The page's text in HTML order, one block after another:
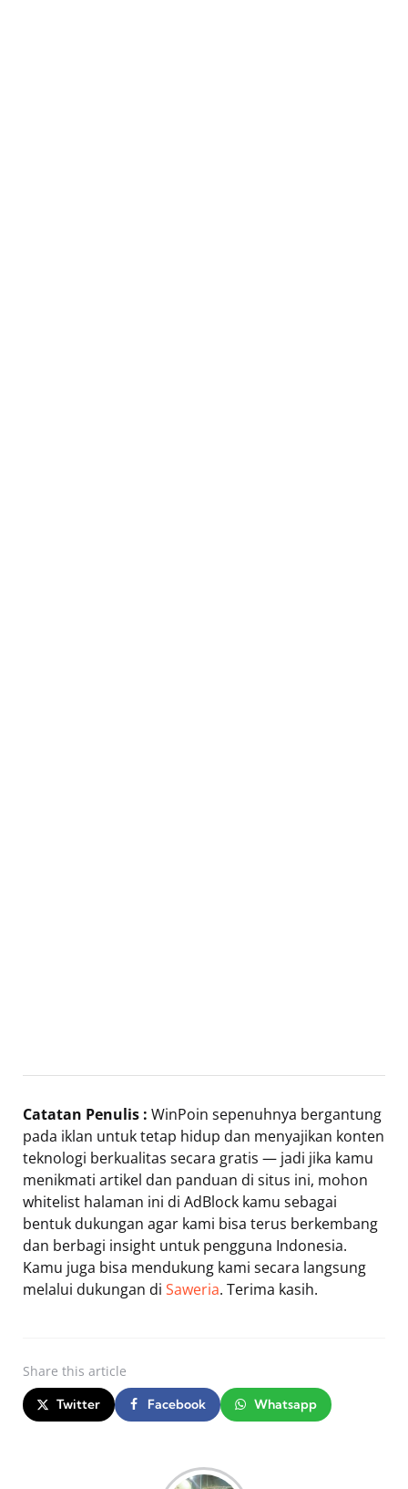
Catatan Penulis : WinPoin sepenuhnya bergantung
pada iklan untuk tetap hidup dan menyajikan konten
teknologi berkualitas secara gratis — jadi jika kamu
menikmati artikel dan panduan di situs ini, mohon
whitelist halaman ini di AdBlock kamu sebagai
bentuk dukungan agar kami bisa terus berkembang
dan berbagi insight untuk pengguna Indonesia.
Kamu juga bisa mendukung kami secara langsung
melalui dukungan di Saweria. Terima kasih.
Share this article
Twitter Facebook Whatsapp